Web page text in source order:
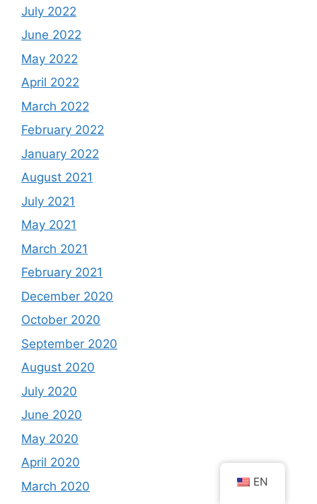
July 2022
June 2022
May 2022
April 2022
March 2022
February 2022
January 2022
August 2021
July 2021
May 2021
March 2021
February 2021
December 2020
October 2020
September 2020
August 2020
July 2020
June 2020
May 2020
April 2020
March 2020
EN